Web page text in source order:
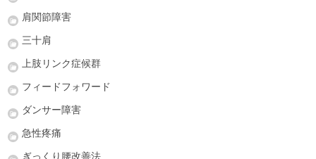
肩関節障害
三十肩
上肢リンク症候群
フィードフォワード
ダンサー障害
急性疼痛
ぎっくり腰改善法